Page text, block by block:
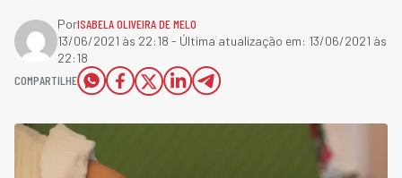
PorISABELA OLIVEIRA DE MELO
13/06/2021 às 22:18 - Última atualização em: 13/06/2021 às
22:18
COMPARTILHE